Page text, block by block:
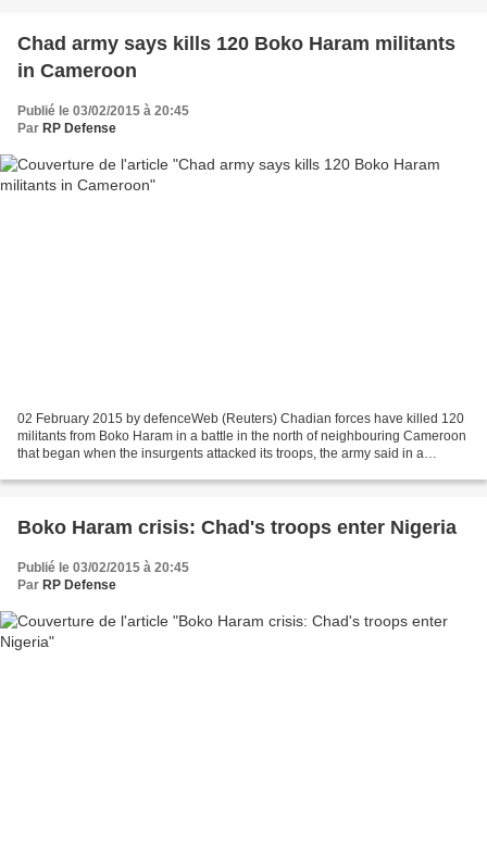
Chad army says kills 120 Boko Haram militants
in Cameroon
Publié le 03/02/2015 à 20:45
Par RP Defense
02 February 2015 by defenceWeb (Reuters) Chadian forces have killed 120
militants from Boko Haram in a battle in the north of neighbouring Cameroon
that began when the insurgents attacked its troops, the army said in a
Boko Haram crisis: Chad's troops enter Nigeria
Publié le 03/02/2015 à 20:45
Par RP Defense